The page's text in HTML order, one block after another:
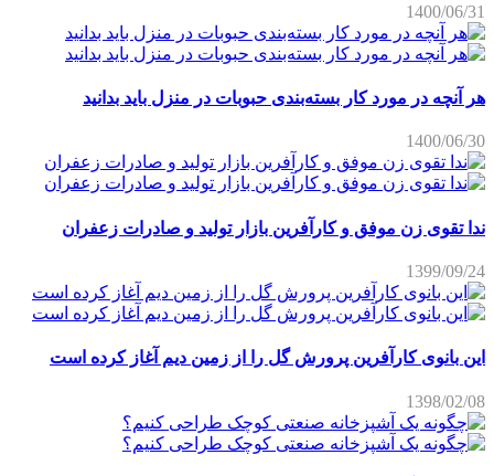
1400/06/31
هر آنچه در مورد کار بسته‌بندی حبوبات در منزل باید بدانید
1400/06/30
ندا تقوی زن موفق و کارآفرین بازار تولید و صادرات زعفران
1399/09/24
این بانوی کارآفرین پرورش گل را از زمین دیم آغاز کرده است
1398/02/08